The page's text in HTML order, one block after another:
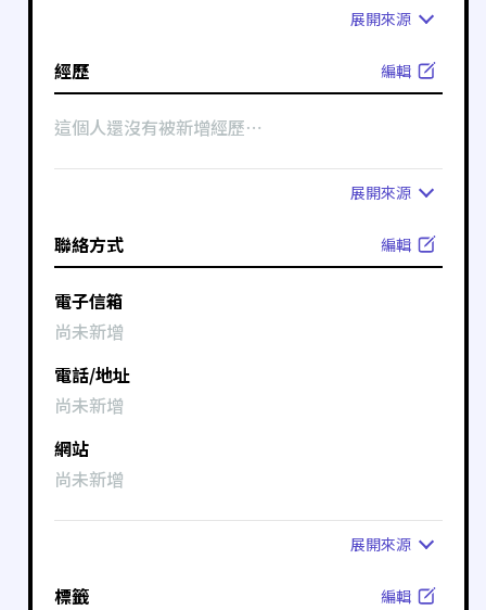
展開來源
經歷 編輯
這個人還沒有被新增經歷⋯
展開來源
聯絡方式 編輯
電子信箱
尚未新增
電話/地址
尚未新增
網站
尚未新增
展開來源
標籤 編輯